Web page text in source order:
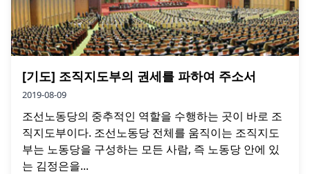
[기도] 조직지도부의 권세를 파하여 주소서
2019-08-09
조선노동당의 중추적인 역할을 수행하는 곳이 바로 조
직지도부이다. 조선노동당 전체를 움직이는 조직지도
부는 노동당을 구성하는 모든 사람, 즉 노동당 안에 있
는 김정은을...